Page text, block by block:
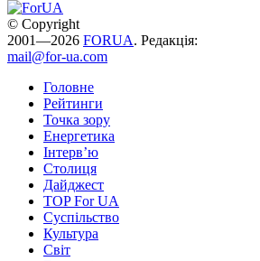
© Copyright
2001—2026 FORUA. Редакція:
mail@for-ua.com
Головне
Рейтинги
Точка зору
Енергетика
Інтерв’ю
Столиця
Дайджест
TOP For UA
Суспiльство
Культура
Світ